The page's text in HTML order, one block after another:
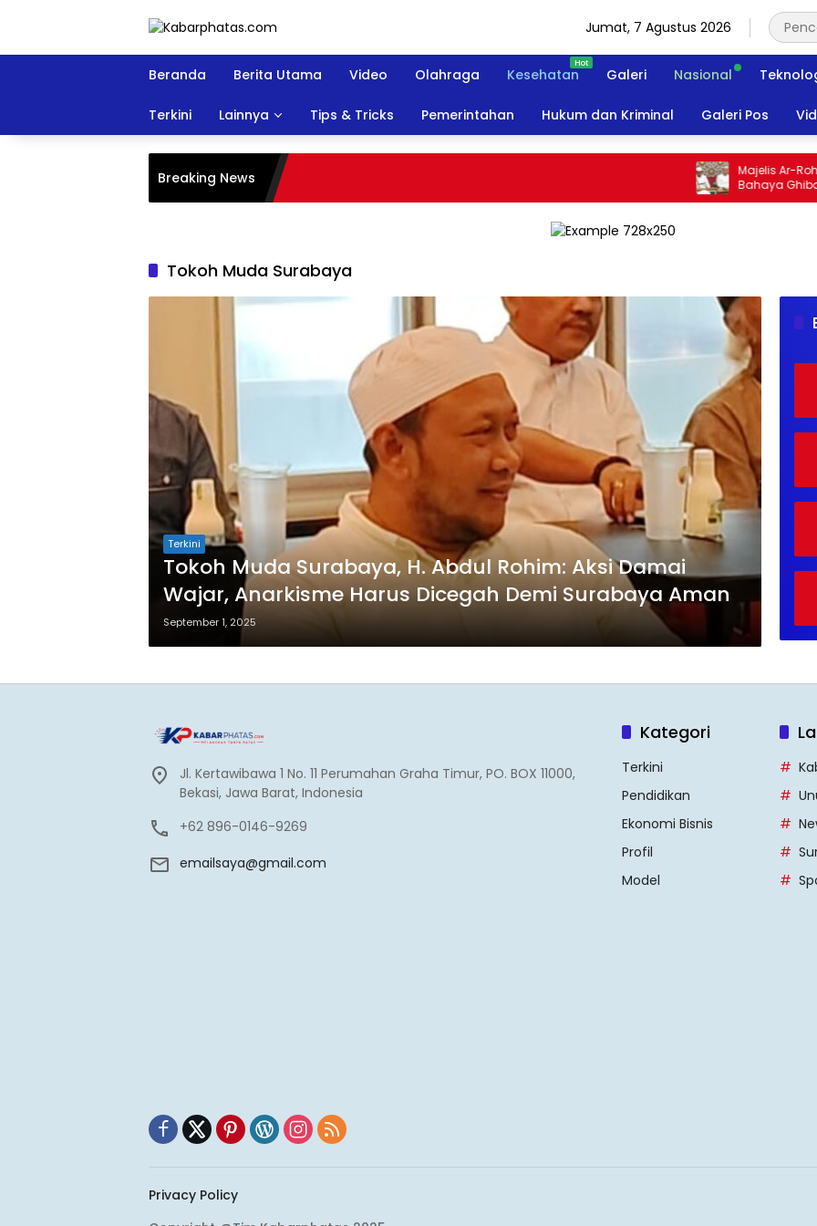
Jumat, 7 Agustus 2026
Beranda Berita Utama Video Olahraga Kesehatan Galeri Nasional
Terkini Lainnya Tips & Tricks Pemerintahan Hukum dan Kriminal Galeri Pos
Breaking News
Majelis Ar-
Bahaya Ghibah
Tokoh Muda Surabaya
Terkini
Tokoh Muda Surabaya, H. Abdul Rohim: Aksi Damai
Wajar, Anarkisme Harus Dicegah Demi Surabaya Aman
September 1, 2025
Jl. Kertawibawa 1 No. 11 Perumahan Graha Timur, PO. BOX 11000,
Bekasi, Jawa Barat, Indonesia
+62 896-0146-9269
emailsaya@gmail.com
Kategori
Terkini
Pendidikan
Ekonomi Bisnis
Profil
Model
Privacy Policy